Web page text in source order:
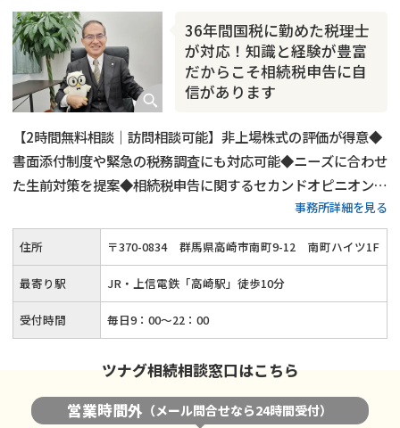
36年間国税に勤めた税理士
が対応！知識と経験が豊富
だからこそ相続税申告に自
信があります
【2時間無料相談｜訪問相談可能】非上場株式の評価が得意◆
書面添付制度や緊急の税務調査にも対応可能◆ニーズに合わせ
た生前対策を提案◆相続税申告に関するセカンドオピニオンに
対応◆国税の資産課税事務に36年間従事し特別国税調査官18
年の経験を生かした代表税理士本人が対応します。税務調査に
入られにくい申告書の作成を目指します。
事務所詳細を見る
住所 〒370-0834 群馬県高崎市南町9-12 南町ハイツ1F
最寄り駅 JR・上信電鉄「高崎駅」徒歩10分
受付時間 毎日9：00～22：00
ツナグ相続相談窓口はこちら
営業時間外 （メール問合せなら24時間受付）